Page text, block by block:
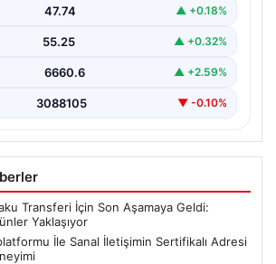
insanların seviyeli bir şekilde bağlantı
47.74 ▲ +0.18%
55.25 ▲ +0.32%
6660.6 ▲ +2.59%
3088105 ▼ -0.10%
Transferi İçin Son Aşamaya Geldi:
Yaklaşıyor
İle Sanal İletişimin Sertifikalı Adresi